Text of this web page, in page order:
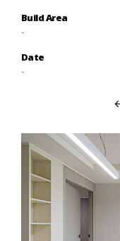
Build Area
-
Date
-